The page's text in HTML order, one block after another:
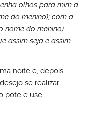
olhos para mim a
do menino); com a
nome do menino),
assim seja e assim
noite e, depois,
se realizar.
pote e use